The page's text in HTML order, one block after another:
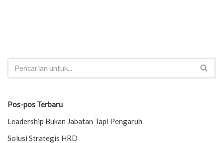
Pos-pos Terbaru
Leadership Bukan Jabatan Tapi Pengaruh
Solusi Strategis HRD